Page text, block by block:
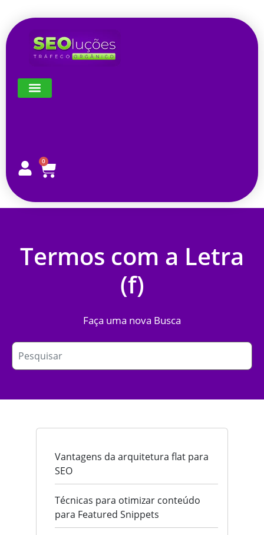
0
Termos com a Letra
(f)
Faça uma nova Busca
Vantagens da arquitetura flat para
SEO
Técnicas para otimizar conteúdo
para Featured Snippets